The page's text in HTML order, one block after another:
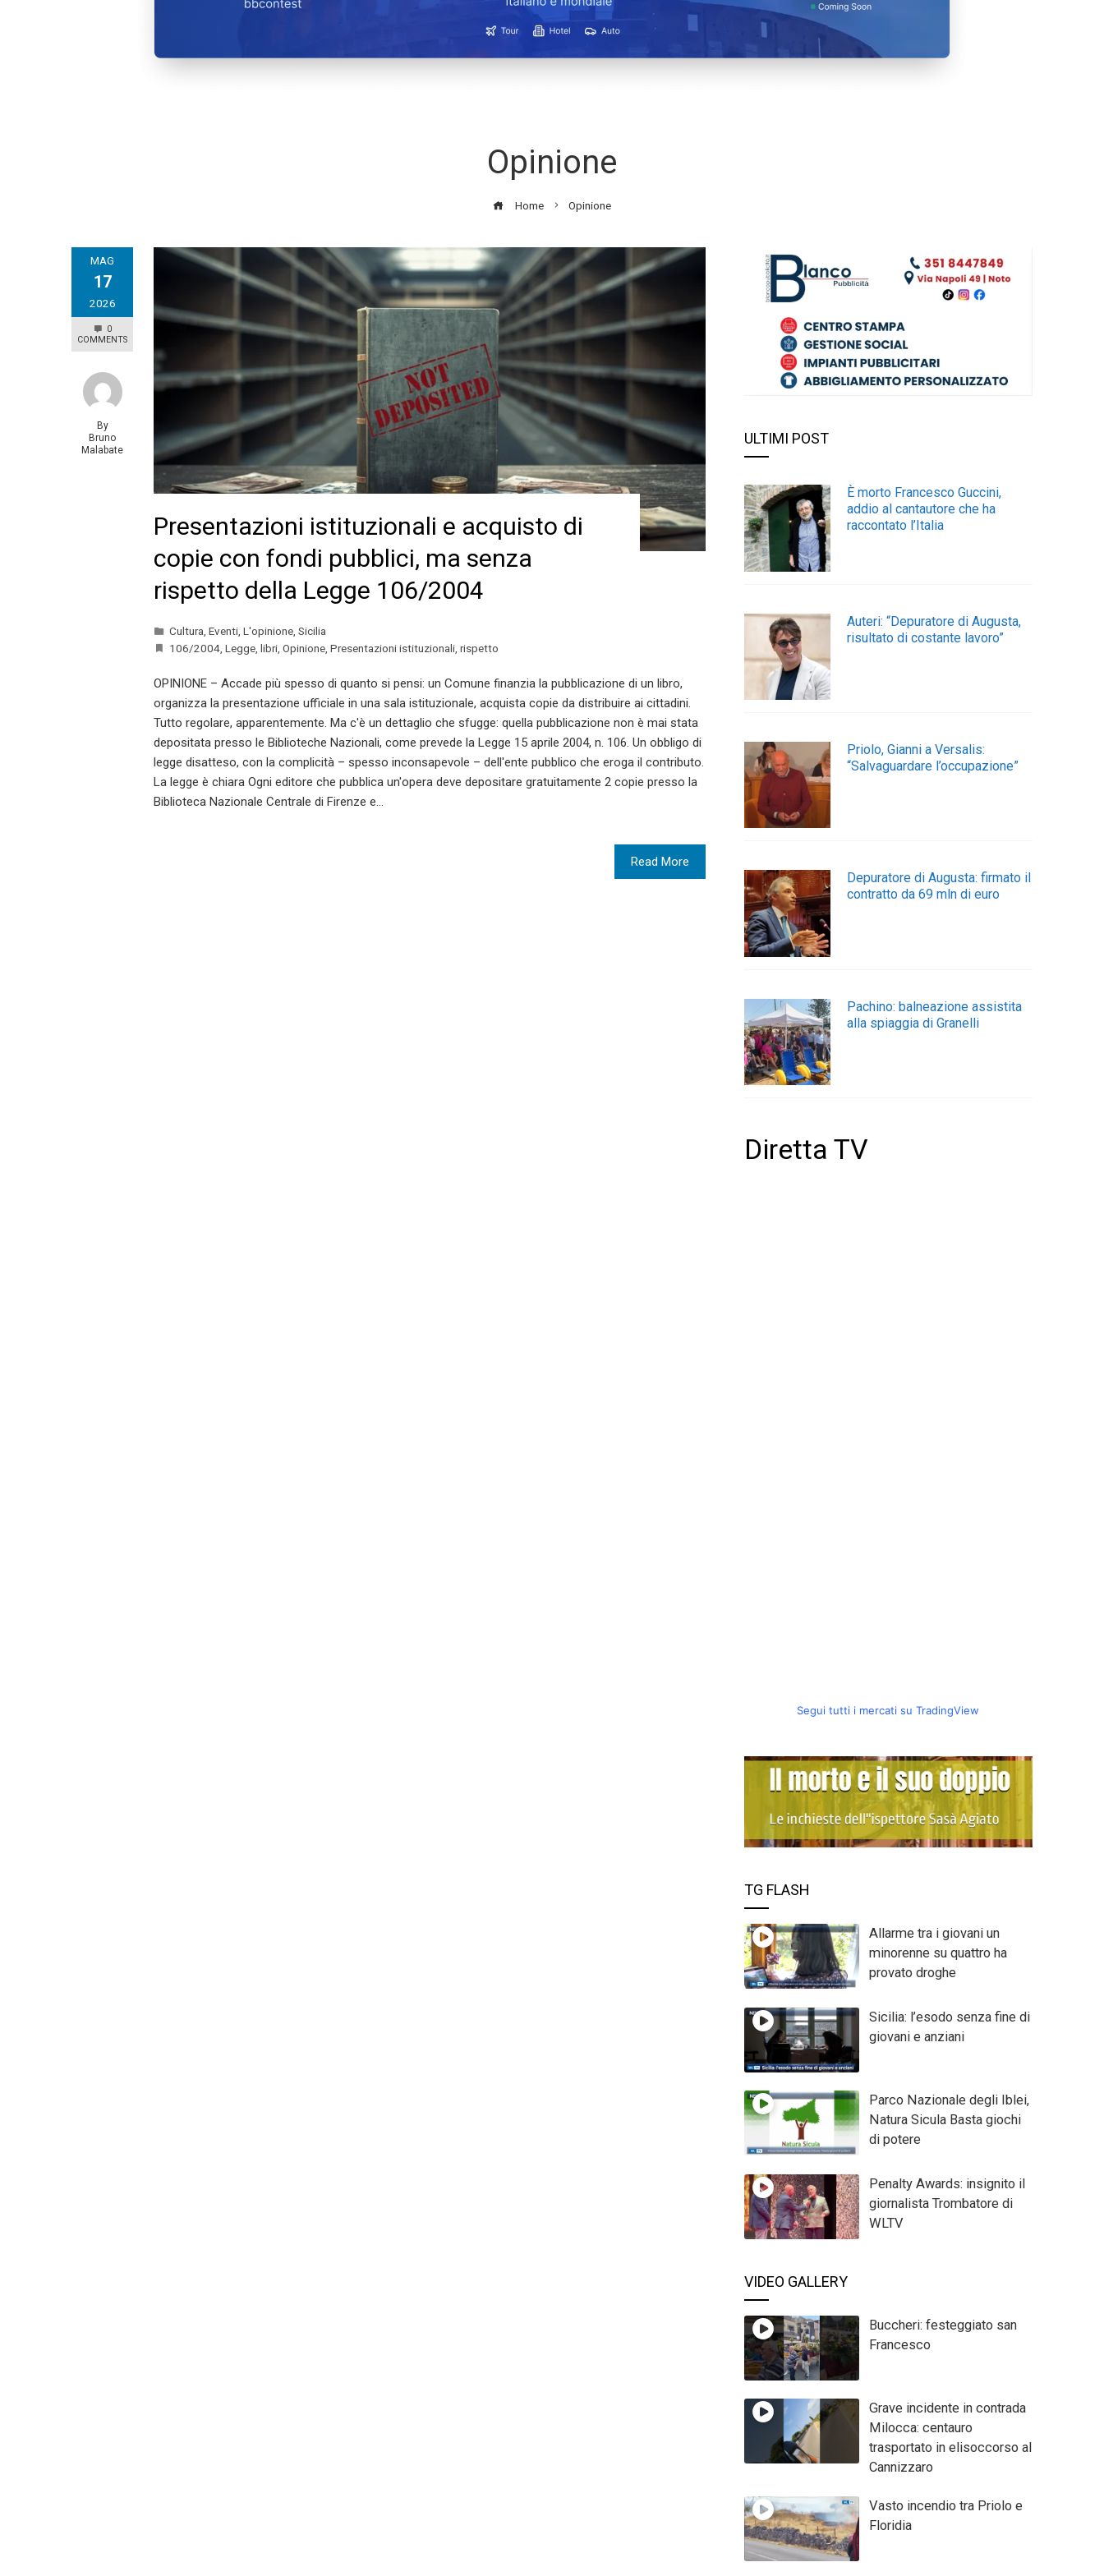
Opinione
Home Opinione
MAG
17
2026
0
COMMENTS
By
Bruno
Malabate
Presentazioni istituzionali e acquisto di
copie con fondi pubblici, ma senza
rispetto della Legge 106/2004
Cultura Eventi L'opinione Sicilia
106/2004 Legge libri Opinione Presentazioni istituzionali rispetto
OPINIONE – Accade più spesso di quanto si pensi: un Comune finanzia la pubblicazione di un libro,
organizza la presentazione ufficiale in una sala istituzionale, acquista copie da distribuire ai cittadini.
Tutto regolare, apparentemente. Ma c'è un dettaglio che sfugge: quella pubblicazione non è mai stata
depositata presso le Biblioteche Nazionali, come prevede la Legge 15 aprile 2004, n. 106. Un obbligo di
legge disatteso, con la complicità – spesso inconsapevole – dell'ente pubblico che eroga il contributo.
La legge è chiara Ogni editore che pubblica un'opera deve depositare gratuitamente 2 copie presso la
Biblioteca Nazionale Centrale di Firenze e…
Read More
ULTIMI POST
È morto Francesco Guccini,
addio al cantautore che ha
raccontato l’Italia
Auteri: “Depuratore di Augusta,
risultato di costante lavoro”
Priolo, Gianni a Versalis:
“Salvaguardare l’occupazione”
Depuratore di Augusta: firmato il
contratto da 69 mln di euro
Pachino: balneazione assistita
alla spiaggia di Granelli
Diretta TV
Segui tutti i mercati su TradingView
TG FLASH
Allarme tra i giovani un
minorenne su quattro ha
provato droghe
Sicilia: l’esodo senza fine di
giovani e anziani
Parco Nazionale degli Iblei,
Natura Sicula Basta giochi
di potere
Penalty Awards: insignito il
giornalista Trombatore di
WLTV
VIDEO GALLERY
Buccheri: festeggiato san
Francesco
Grave incidente in contrada
Milocca: centauro
trasportato in elisoccorso al
Cannizzaro
Vasto incendio tra Priolo e
Floridia